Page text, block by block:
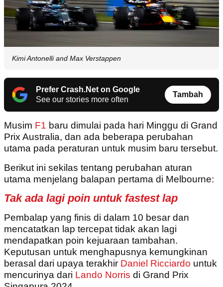
Kimi Antonelli and Max Verstappen
Prefer Crash.Net on Google
See our stories more often
Tambah
Musim F1 baru dimulai pada hari Minggu di Grand
Prix Australia, dan ada beberapa perubahan
utama pada peraturan untuk musim baru tersebut.
Berikut ini sekilas tentang perubahan aturan
utama menjelang balapan pertama di Melbourne:
Tak ada lagi poin untuk fastest lap
Pembalap yang finis di dalam 10 besar dan
mencatatkan lap tercepat tidak akan lagi
mendapatkan poin kejuaraan tambahan.
Keputusan untuk menghapusnya kemungkinan
berasal dari upaya terakhir Daniel Ricciardo untuk
mencurinya dari Lando Norris di Grand Prix